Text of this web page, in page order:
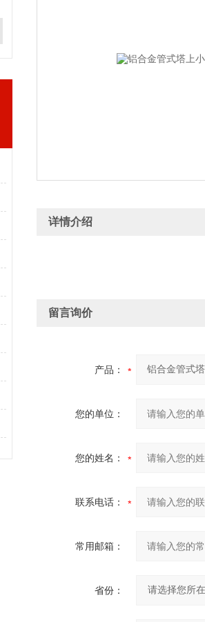
详情介绍
留言询价
产品：
您的单位：
您的姓名：
联系电话：
常用邮箱：
省份：